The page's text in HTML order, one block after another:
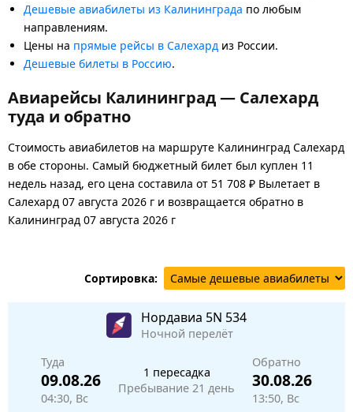
Дешевые авиабилеты из Калининграда по любым
направлениям.
Цены на прямые рейсы в Салехард из России.
Дешевые билеты в Россию.
Авиарейсы Калининград — Салехард
туда и обратно
Стоимость авиабилетов на маршруте Калининград Салехард
в обе стороны. Самый бюджетный билет был куплен 11
недель назад, его цена составила от 51 708 ₽ Вылетает в
Салехард 07 августа 2026 г и возвращается обратно в
Калининград 07 августа 2026 г
Сортировка:
Нордавиа 5N 534
Ночной перелёт
Туда
09.08.26
04:30, Вс
1 пересадка
Пребывание 21 день
Обратно
30.08.26
13:50, Вс